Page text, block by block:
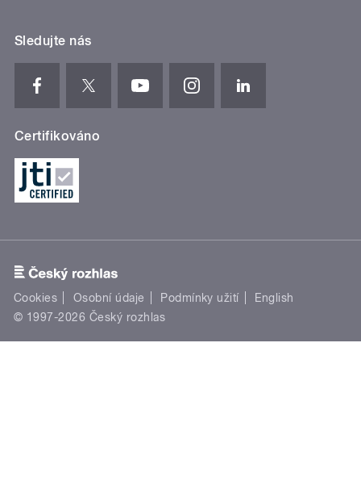
Sledujte nás
Certifikováno
Cookies Osobní údaje Podmínky užití
English
© 1997-2026 Český rozhlas